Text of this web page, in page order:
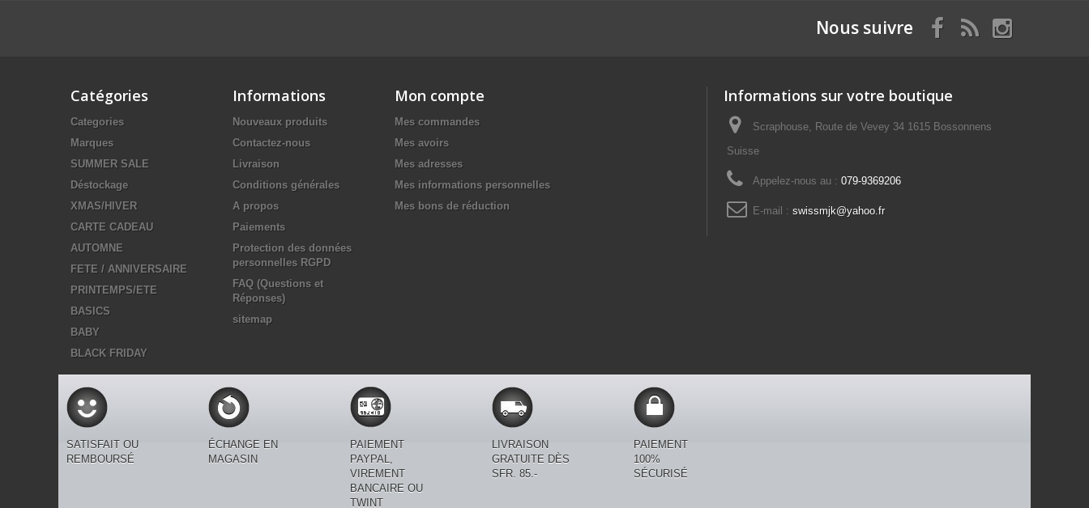
Nous suivre
Catégories
Categories
Marques
SUMMER SALE
Déstockage
XMAS/HIVER
CARTE CADEAU
AUTOMNE
FETE / ANNIVERSAIRE
PRINTEMPS/ETE
BASICS
BABY
BLACK FRIDAY
Informations
Nouveaux produits
Contactez-nous
Livraison
Conditions générales
A propos
Paiements
Protection des données
personnelles RGPD
FAQ (Questions et
Réponses)
sitemap
Mon compte
Mes commandes
Mes avoirs
Mes adresses
Mes informations personnelles
Mes bons de réduction
Informations sur votre boutique
Scraphouse, Route de Vevey 34 1615 Bossonnens
Suisse
Appelez-nous au : 079-9369206
E-mail : swissmjk@yahoo.fr
SATISFAIT OU
REMBOURSÉ
ÉCHANGE EN
MAGASIN
PAIEMENT
PAYPAL,
VIREMENT
BANCAIRE OU
TWINT
LIVRAISON
GRATUITE DÈS
SFR. 85.-
PAIEMENT
100%
SÉCURISÉ